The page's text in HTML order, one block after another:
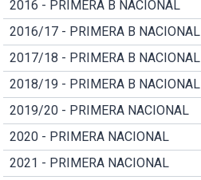
2016 - PRIMERA B NACIONAL
2016/17 - PRIMERA B NACIONAL
2017/18 - PRIMERA B NACIONAL
2018/19 - PRIMERA B NACIONAL
2019/20 - PRIMERA NACIONAL
2020 - PRIMERA NACIONAL
2021 - PRIMERA NACIONAL